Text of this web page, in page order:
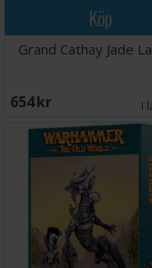
Köp
Grand Cathay Jade
654 SEK I